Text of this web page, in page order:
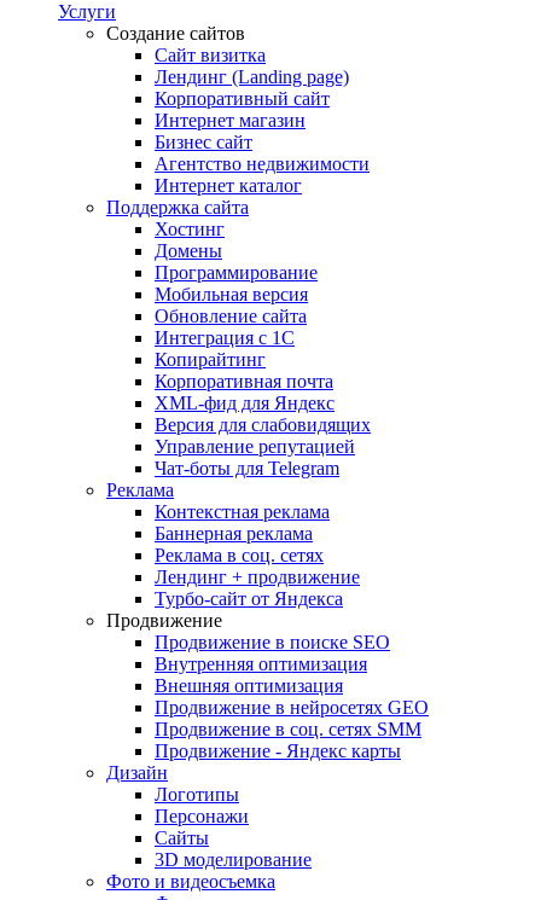
Услуги
Создание сайтов
Сайт визитка
Лендинг (Landing page)
Корпоративный сайт
Интернет магазин
Бизнес сайт
Агентство недвижимости
Интернет каталог
Поддержка сайта
Хостинг
Домены
Программирование
Мобильная версия
Обновление сайта
Интеграция с 1С
Копирайтинг
Корпоративная почта
XML-фид для Яндекс
Версия для слабовидящих
Управление репутацией
Чат-боты для Telegram
Реклама
Контекстная реклама
Баннерная реклама
Реклама в соц. сетях
Лендинг + продвижение
Турбо-сайт от Яндекса
Продвижение
Продвижение в поиске SEO
Внутренняя оптимизация
Внешняя оптимизация
Продвижение в нейросетях GEO
Продвижение в соц. сетях SMM
Продвижение - Яндекс карты
Дизайн
Логотипы
Персонажи
Сайты
3D моделирование
Фото и видеосъемка